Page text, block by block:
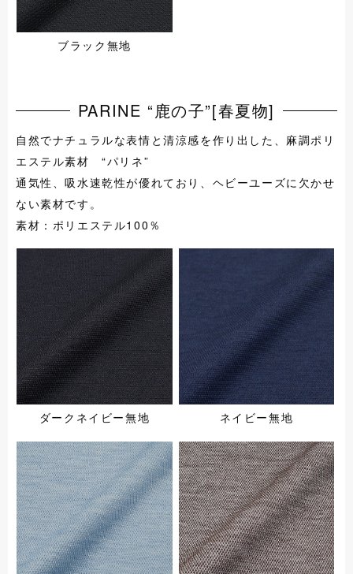
ブラック無地
PARINE “鹿の子”[春夏物]
自然でナチュラルな表情と清涼感を作り出した、麻調ポリ
エステル素材 “パリネ”
通気性、吸水速乾性が優れており、ヘビーユーズに欠かせ
ない素材です。
素材：ポリエステル100％
ダークネイビー無地 ネイビー無地